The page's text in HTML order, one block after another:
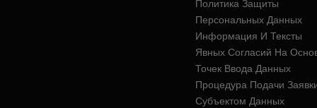
Политика Защиты
Персональных Данных
Информация И Тексты
Явных Согласий На
Точек Ввода Данных
Процедура Подачи
Субъектом Данных